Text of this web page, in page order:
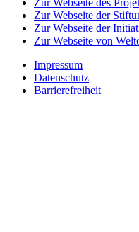
Zur Webseite des
Zur Webseite der
Zur Webseite der
Zur Webseite von
Impressum
Datenschutz
Barrierefreiheit